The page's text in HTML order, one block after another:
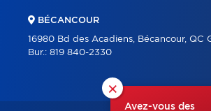
×
Avez-vous des
BÉCANCOUR
16980 Bd des Acadiens, Bécancour, QC
Bur.: 819 840-2330